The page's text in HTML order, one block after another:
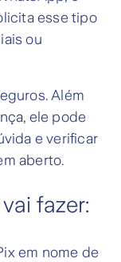
esse tipo
ou
Além
ele pode
e verificar
aberto.
fazer:
em nome de